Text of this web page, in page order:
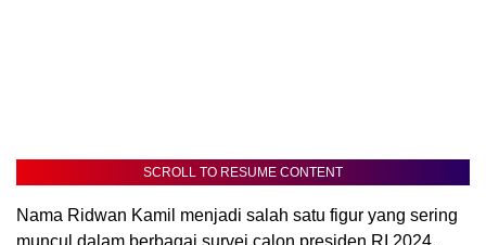
SCROLL TO RESUME CONTENT
Nama Ridwan Kamil menjadi salah satu figur yang sering